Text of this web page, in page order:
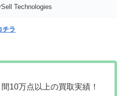
Technologies
チラ
10万点以上の買取実績！